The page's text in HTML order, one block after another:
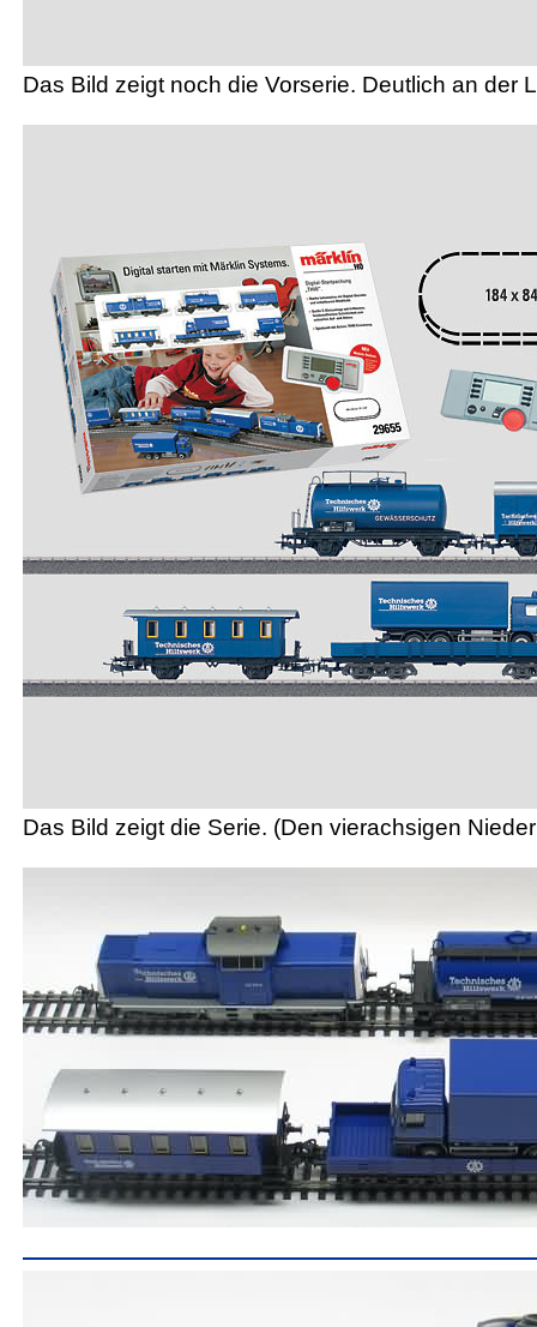
Das Bild zeigt noch die Vorserie. Deutlich an der
Das Bild zeigt die Serie. (Den vierachsigen